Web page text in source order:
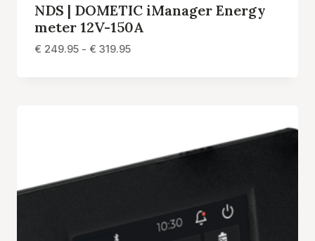
NDS | DOMETIC iManager Energy
meter 12V-150A
€ 249.95 - € 319.95Prijsklasse: